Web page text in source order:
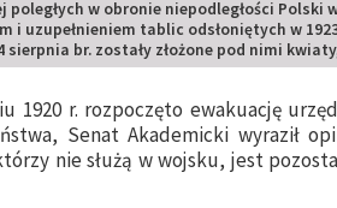
poległych w obronie niepodległości Polski
i uzupełnieniem tablic odsłoniętych w
sierpnia br. zostały złożone pod nimi
1920 r. rozpoczęto ewakuację
Senat Akademicki wyraził
nie służą w wojsku, jest